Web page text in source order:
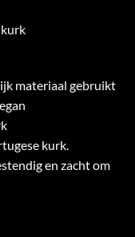
materiaal gebruikt
kurk.
en zacht om